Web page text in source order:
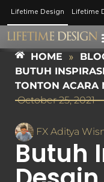
Lifetime Design Lifetime
HOME »
BUTUH
TONTON ACARA
October 25, 2021
FX Aditya
Butuh